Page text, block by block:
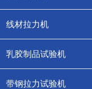
线材拉力机
乳胶制品试验机
带钢拉力试验机